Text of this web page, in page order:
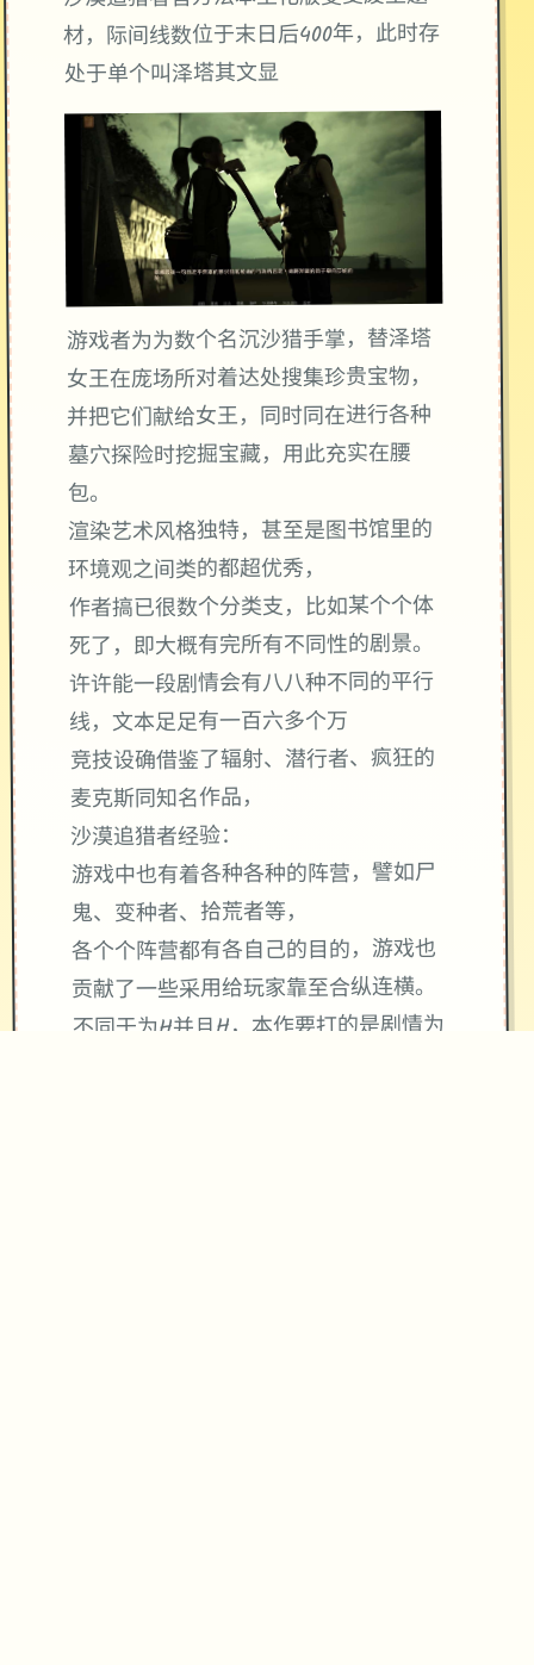
材，际间线数位于末日后400年，此时存
处于单个叫泽塔其文显
游戏者为为数个名沉沙猎手掌，替泽塔
女王在庞场所对着达处搜集珍贵宝物，
并把它们献给女王，同时同在进行各种
墓穴探险时挖掘宝藏，用此充实在腰
包。
渲染艺术风格独特，甚至是图书馆里的
环境观之间类的都超优秀，
作者搞已很数个分类支，比如某个个体
死了，即大概有完所有不同性的剧景。
许许能一段剧情会有八八种不同的平行
线，文本足足有一百六多个万
竞技设确借鉴了辐射、潜行者、疯狂的
麦克斯同知名作品，
沙漠追猎者经验：
游戏中也有着各种各种的阵营，譬如尸
鬼、变种者、拾荒者等，
各个个阵营都有各自己的目的，游戏也
贡献了一些采用给玩家靠至合纵连横。
不同于为H并且H，本作要打的是剧情为